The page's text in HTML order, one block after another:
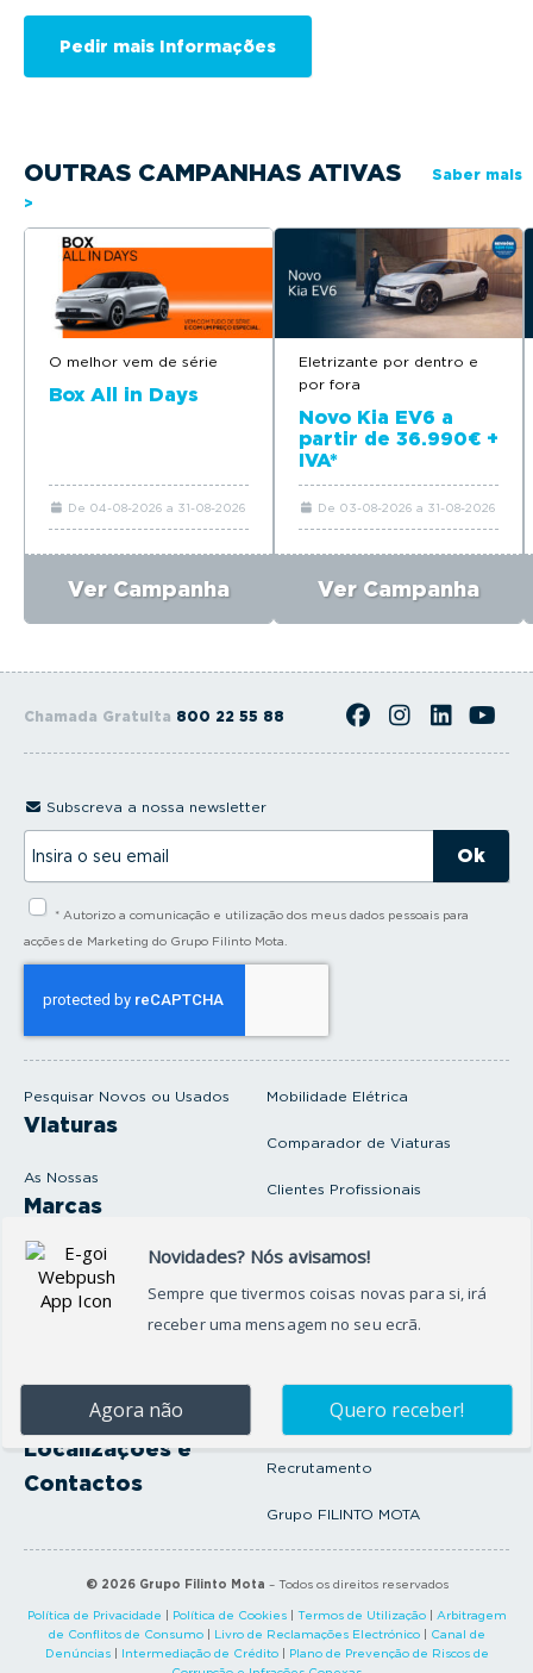
OUTRAS CAMPANHAS ATIVAS
Saber mais
>
O melhor vem de série
Box All in Days
De 04-08-2026 a 31-08-2026
Ver Campanha
Eletrizante por dentro e
por fora
Novo Kia EV6 a
partir de 36.990€ +
IVA*
De 03-08-2026 a 31-08-2026
Ver Campanha
Chamada Gratuita 800 22 55 88
Pesquisar Novos ou Usados
Viaturas
As Nossas
Marcas
Produtos e serviços
Oficina
Onde Estamos
Localizações e
Contactos
Mobilidade Elétrica
Comparador de Viaturas
Clientes Profissionais
Seguros Protector
Artigos e Notícias
Recrutamento
Grupo FILINTO MOTA
Subscreva a nossa newsletter
s
* Autorizo a comunicação e utilização dos meus dados pessoais para
acções de Marketing do Grupo Filinto Mota.
© 2026Grupo Filinto Mota – Todos os direitos reservados
Política de Privacidade Política de Cookies| Termos de Utilização|
Arbitragem
de Conflitos de Consumo| Livro de Reclamações Electrónico|
Canal de
Denúncias| Intermediação de Crédito|
Plano de Prevenção de Riscos de